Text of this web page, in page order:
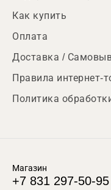
Как купить
Оплата
Доставка /
Правила интернет-
Политика
Магазин
+7 831 297-50-95